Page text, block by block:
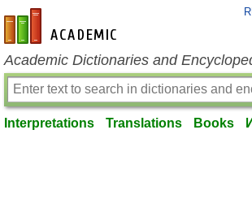
en-academic.com
Academic Dictionaries and
Interpretations Translations Books